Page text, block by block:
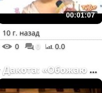
00:01:07
10 г. назад
0
0 0.0
Дакота: «Обожаю дермант...